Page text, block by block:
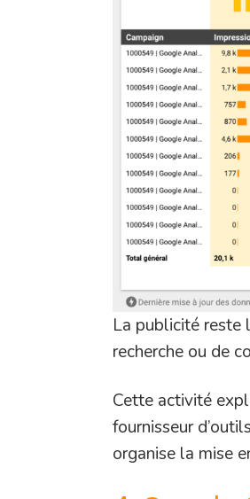
La publicité reste
recherche ou de
Cette activité
fournisseur
organise la mise